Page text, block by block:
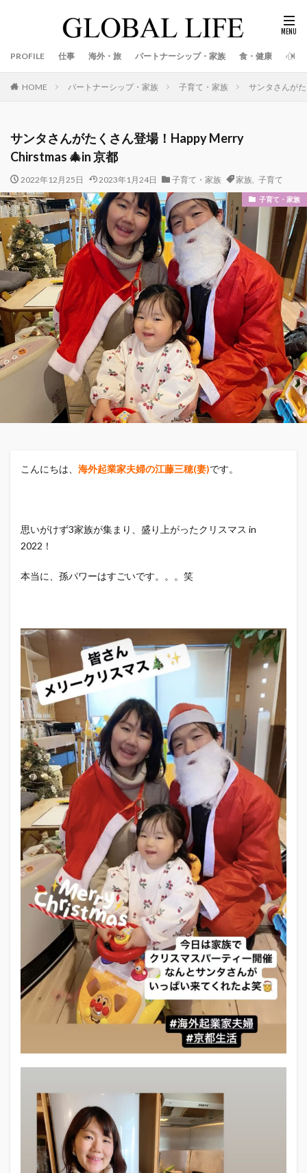
PROFILE 仕事 海外・旅 パートナーシップ・家族 食・健康 心
HOME パートナーシップ・家族 子育て・家族 サンタさんが
サンタさんがたくさん登場！Happy Merry
Chirstmas 🎄in 京都
2022年12月25日 2023年1月24日 子育て・家族 家族 子育て
子育て・家族
こんにちは、 海外起業家夫婦の江藤三穂(妻)です。
思いがけず3家族が集まり、盛り上がったクリスマス in
2022！
本当に、孫パワーはすごいです。。。笑